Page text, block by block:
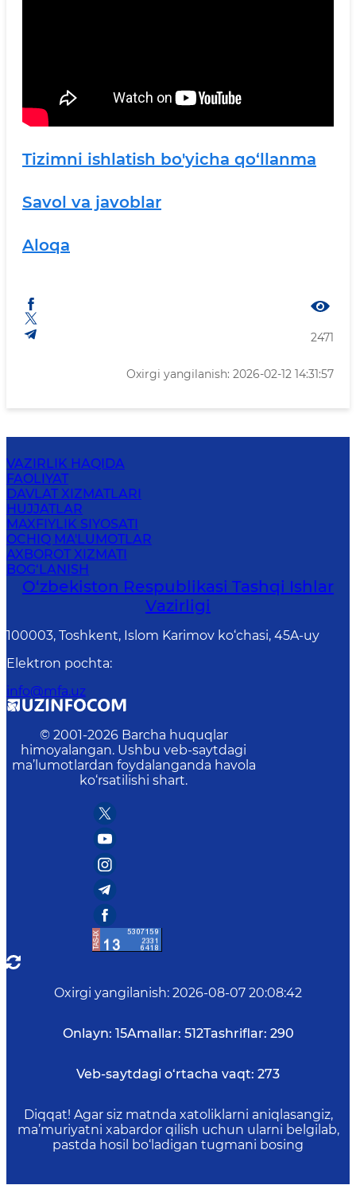
Tizimni ishlatish bo'yicha qo‘llanma
Savol va javoblar
Aloqa
2471
Oxirgi yangilanish: 2026-02-12 14:31:57
VAZIRLIK HAQIDA
FAOLIYAT
DAVLAT XIZMATLARI
HUJJATLAR
MAXFIYLIK SIYOSATI
OCHIQ MA'LUMOTLAR
AXBOROT XIZMATI
BOG‘LANISH
O‘zbеkistоn Rеspublikаsi Tashqi Ishlаr
Vаzirligi
100003, Toshkent, Islom Karimov ko‘chasi, 45A-uy
Elektron pochta:
info@mfa.uz
© 2001-2026 Barcha huquqlar
himoyalangan. Ushbu veb-saytdagi
ma’lumotlardan foydalanganda havola
ko‘rsatilishi shart.
Oxirgi yangilanish: 2026-08-07 20:08:42
Onlayn: 15Amallar: 512Tashriflar: 290
Veb-saytdagi o‘rtacha vaqt: 273
Diqqat! Agar siz matnda xatoliklarni aniqlasangiz,
ma’muriyatni xabardor qilish uchun ularni belgilab,
pastda hosil bo‘ladigan tugmani bosing